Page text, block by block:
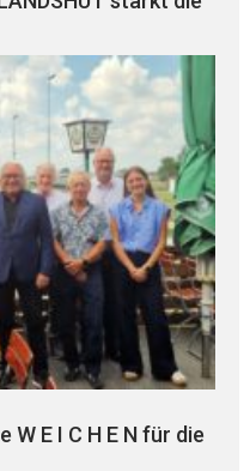
E I C H E N für die